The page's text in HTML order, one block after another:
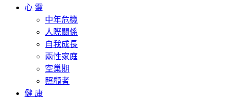
心 靈
中年危機
人際關係
自我成長
兩性家庭
空巢期
照顧者
健 康